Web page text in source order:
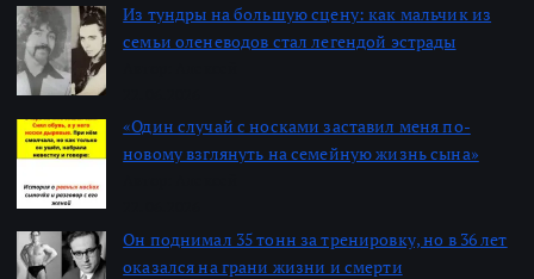
Из тундры на большую сцену: как мальчик из
семьи оленеводов стал легендой эстрады
«Один случай с носками заставил меня по-
новому взглянуть на семейную жизнь сына»
Он поднимал 35 тонн за тренировку, но в 36 лет
оказался на грани жизни и смерти